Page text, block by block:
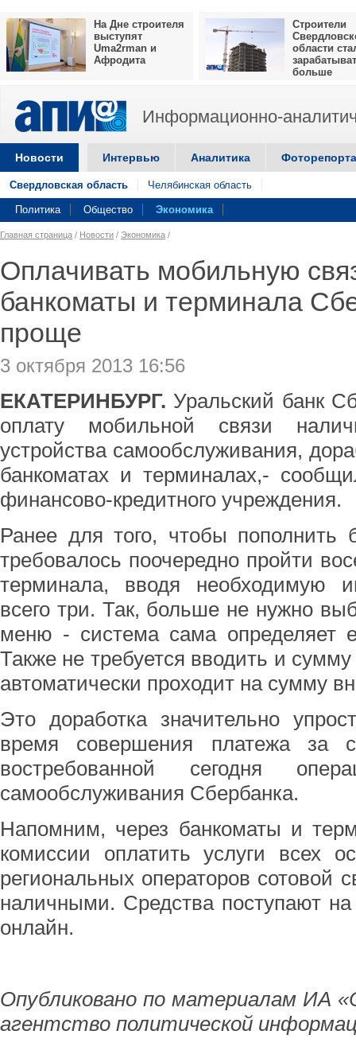
На Дне строителя
выступят
Uma2rman и
Афродита
Строители
области
больше
Информационно-
Новости Интервью Аналитика
Свердловская область Челябинская область
Политика Общество Экономика
Главная страница / Новости / Экономика /
Оплачивать мобильную
банкоматы и терминала
проще
3 октября 2013 16:56
ЕКАТЕРИНБУРГ. Уральский банк
оплату мобильной связи
устройства самообслуживания,
банкоматах и терминалах,-
финансово-кредитного учреждения.
Ранее для того, чтобы пополнить
требовалось поочередно пройти
терминала, вводя необходимую
всего три. Так, больше не нужно
меню - система сама определяет
Также не требуется вводить и
автоматически проходит на сумму
Это доработка значительно
время совершения платежа за
востребованной сегодня
самообслуживания Сбербанка.
Напомним, через банкоматы и
комиссии оплатить услуги всех
региональных операторов сотовой
наличными. Средства поступают
онлайн.
Опубликовано по материалам ИА
агентство политической